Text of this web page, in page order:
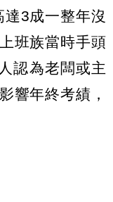
達3成一整年沒
班族當時手頭
認為老闆或主
響年終考績，